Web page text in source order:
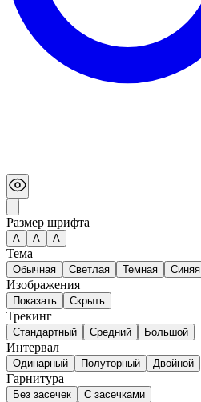
Размер шрифта
А A A
Тема
Обычная Светлая Темная Синяя
Изображения
Показать Скрыть
Трекинг
Стандартный Средний Большой
Интервал
Одинарный Полуторный Двойной
Гарнитура
Без засечек
С засечками